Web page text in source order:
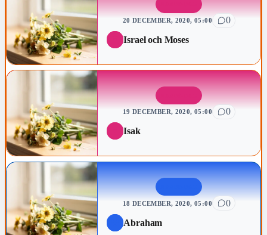
20 DECEMBER, 2020, 05:00
0
Israel och Moses
19 DECEMBER, 2020, 05:00
0
Isak
18 DECEMBER, 2020, 05:00
0
Abraham